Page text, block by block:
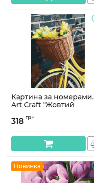
Картина за номерами.
Art Craft "Жовтий
AC
Артикул:13112-AC
318 грн
Новинка